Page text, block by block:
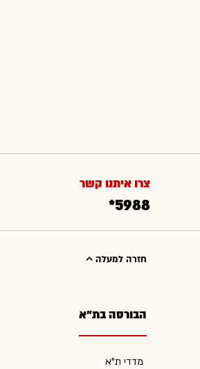
צרו איתנו קשר
*5988
חזרה למעלה
הבורסה בת"א
מדדי ת"א